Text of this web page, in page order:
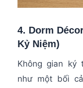
4. Dorm
Kỷ Niệm)
Không gian ký
như một bối